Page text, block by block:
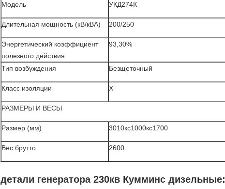
Модель УКД274К
Длительная мощность (кВ/кВА) 200/250
Энергетический коэффициент
полезного действия
93,30%
Тип возбуждения Безщеточный
Класс изоляции Х
РАЗМЕРЫ И ВЕСЫ
Размер (мм) 3010кс1000кс1700
Вес брутто 2600
детали генератора 230кв Кумминс дизельные: